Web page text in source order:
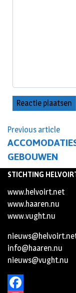
Previous article
GEBOUWEN
STICHTING
www.helvoirt.net
www.haaren.nu
www.vught.nu
info@haaren.nu
nieuws@vught.nu